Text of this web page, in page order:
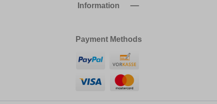
Information
Payment Methods